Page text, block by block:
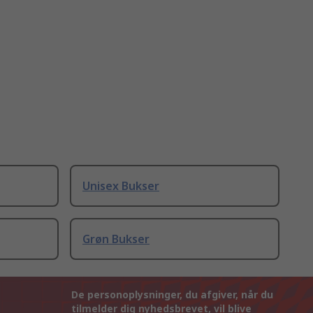
Unisex Bukser
Grøn Bukser
De personoplysninger, du afgiver, når du
tilmelder dig nyhedsbrevet, vil blive